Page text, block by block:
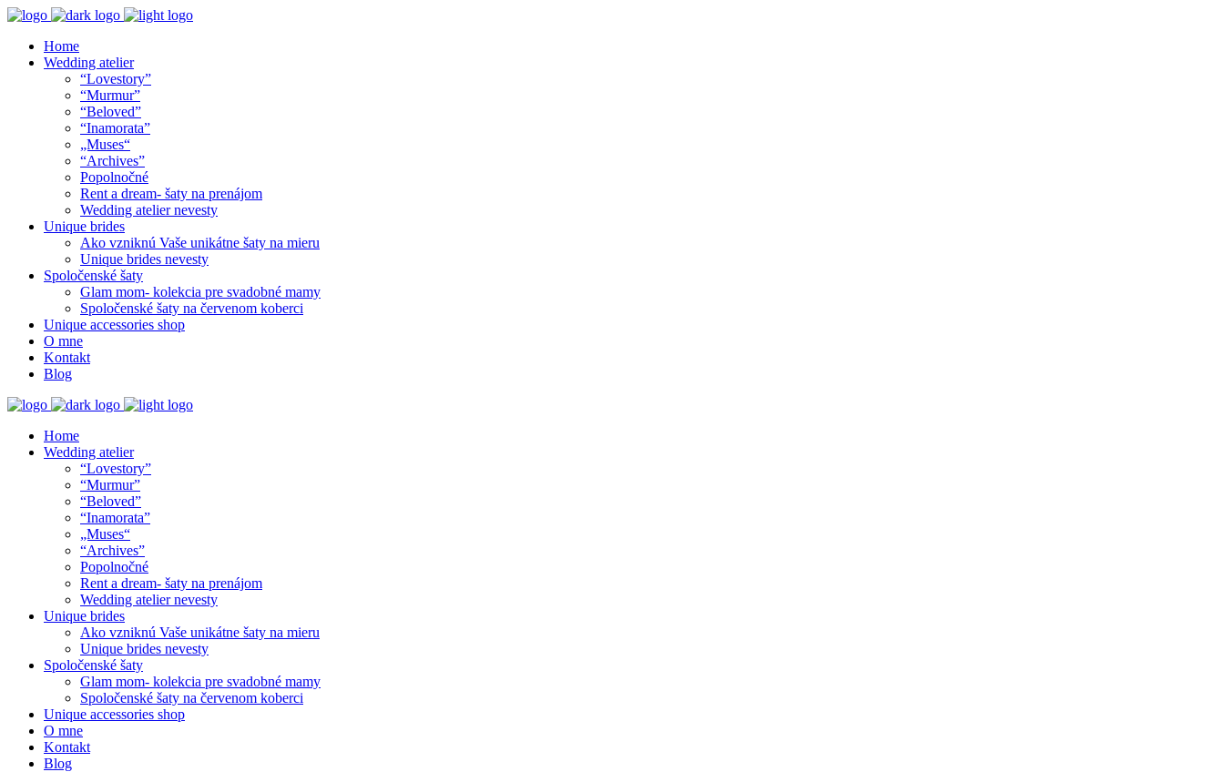
Home
Wedding atelier
“Lovestory”
“Murmur”
“Beloved”
“Inamorata”
„Muses“
“Archives”
Popolnočné
Rent a dream- šaty na prenájom
Wedding atelier nevesty
Unique brides
Ako vzniknú Vaše unikátne šaty na mieru
Unique brides nevesty
Spoločenské šaty
Glam mom- kolekcia pre svadobné mamy
Spoločenské šaty na červenom koberci
Unique accessories shop
O mne
Kontakt
Blog
Home
Wedding atelier
“Lovestory”
“Murmur”
“Beloved”
“Inamorata”
„Muses“
“Archives”
Popolnočné
Rent a dream- šaty na prenájom
Wedding atelier nevesty
Unique brides
Ako vzniknú Vaše unikátne šaty na mieru
Unique brides nevesty
Spoločenské šaty
Glam mom- kolekcia pre svadobné mamy
Spoločenské šaty na červenom koberci
Unique accessories shop
O mne
Kontakt
Blog